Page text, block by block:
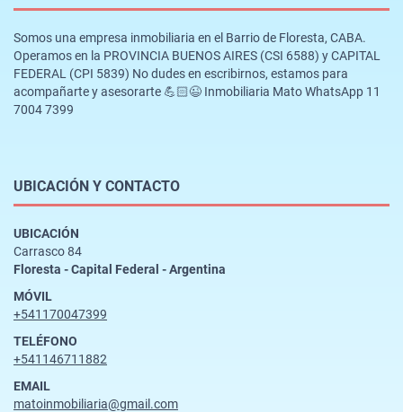
Somos una empresa inmobiliaria en el Barrio de Floresta, CABA.
Operamos en la PROVINCIA BUENOS AIRES (CSI 6588) y CAPITAL
FEDERAL (CPI 5839) No dudes en escribirnos, estamos para
acompañarte y asesorarte 💪🏻😉 Inmobiliaria Mato WhatsApp 11
7004 7399
UBICACIÓN Y CONTACTO
UBICACIÓN
Carrasco 84
Floresta - Capital Federal - Argentina
MÓVIL
+541170047399
TELÉFONO
+541146711882
EMAIL
matoinmobiliaria@gmail.com